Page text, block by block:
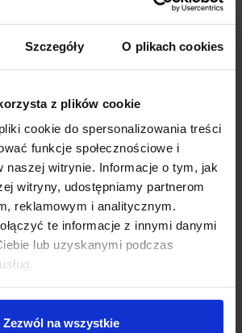
Szczegóły O plikach cookies
z plików cookie
cookie do spersonalizowania treści
funkcje społecznościowe i
naszej witrynie. Informacje o tym, jak
witryny, udostępniamy partnerom
reklamowym i analitycznym.
te informacje z innymi danymi
lub uzyskanymi podczas
Zezwól na wszystkie
AQFORM HYPER zoom
LED high multitrack
16449
1 225,08 zł
Zobacz szczegóły